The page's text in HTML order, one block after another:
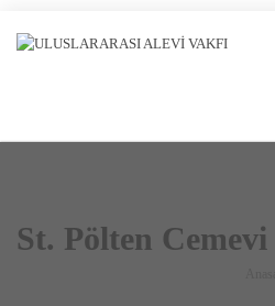
St. Pölten Cemevi